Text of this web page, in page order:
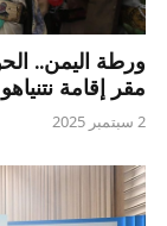
ورطة اليمن..
مقر إقامة نتنياهو
2 سبتمبر 2025